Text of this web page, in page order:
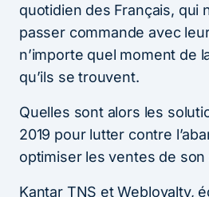
quotidien des Français, qui
passer commande avec
n’importe quel moment de
qu’ils se trouvent.
Quelles sont alors les
2019 pour lutter contre
optimiser les ventes de
Kantar TNS et Webloyalty,